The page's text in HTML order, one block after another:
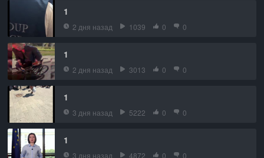
1
2 дня назад 1039 0 0
1
2 дня назад 3013 0 0
1
3 дня назад 5222 0 0
1
3 дня назад 4872 0 0